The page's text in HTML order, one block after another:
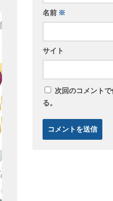
名前 ※
サイト
次回のコメント
る。